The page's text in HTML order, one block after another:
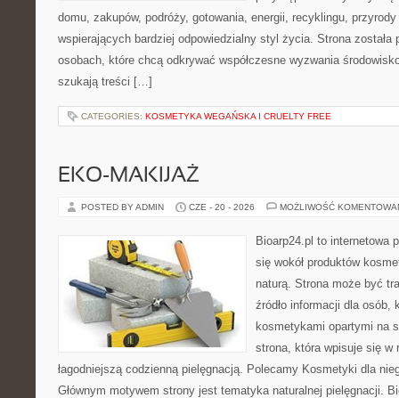
domu, zakupów, podróży, gotowania, energii, recyklingu,
wspierających bardziej odpowiedzialny styl życia. Strona została
osobach, które chcą odkrywać współczesne wyzwania
szukają treści […]
CATEGORIES: KOSMETYKA WEGAŃSKA I CRUELTY FREE
EKO-MAKIJAŻ
POSTED BY ADMIN CZE - 20 - 2026 MOŻLIWOŚĆ
Bioarp24.pl to internetowa
się wokół produktów
naturą. Strona może być
źródło informacji dla osób,
kosmetykami opartymi na
strona, która wpisuje się w
łagodniejszą codzienną pielęgnacją. Polecamy Kosmetyki dla
Głównym motywem strony jest tematyka naturalnej pielęgnacji.